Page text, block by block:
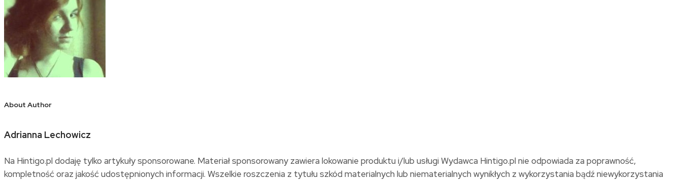
About Author
Adrianna Lechowicz
Na Hintigo.pl dodaję tylko artykuły sponsorowane. Materiał sponsorowany zawiera lokowanie produktu i/lub usługi Wydawca Hintigo.pl nie odpowiada za poprawność,
kompletność oraz jakość udostępnionych informacji. Wszelkie roszczenia z tytułu szkód materialnych lub niematerialnych wynikłych z wykorzystania bądź niewykorzystania